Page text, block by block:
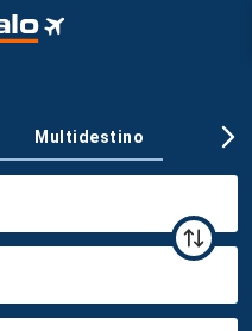
Multidestino